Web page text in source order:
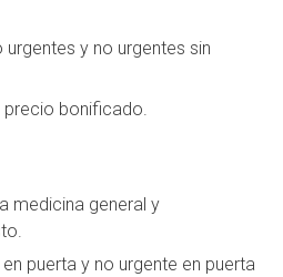
y no urgentes sin
bonificado.
medicina general y
puerta y no urgente en puerta